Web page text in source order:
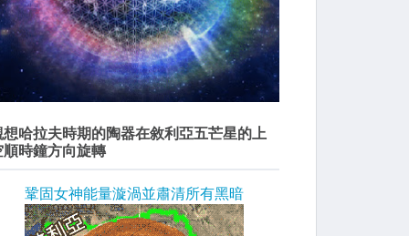
想哈拉夫時期的陶器在敘利亞五芒星的上
順時鐘方向旋轉
鞏固女神能量漩渦並肅清所有黑暗